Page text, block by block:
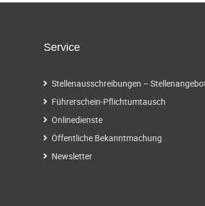
Service
Stellenausschreibungen –
Führerschein-Pflichtumtausch
Onlinedienste
Öffentliche Bekanntmachung
Newsletter